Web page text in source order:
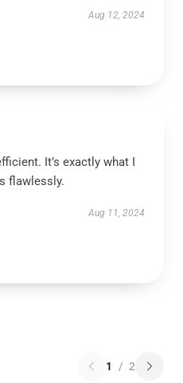
Aug 12, 2024
It’s exactly what I
flawlessly.
Aug 11, 2024
1 / 2